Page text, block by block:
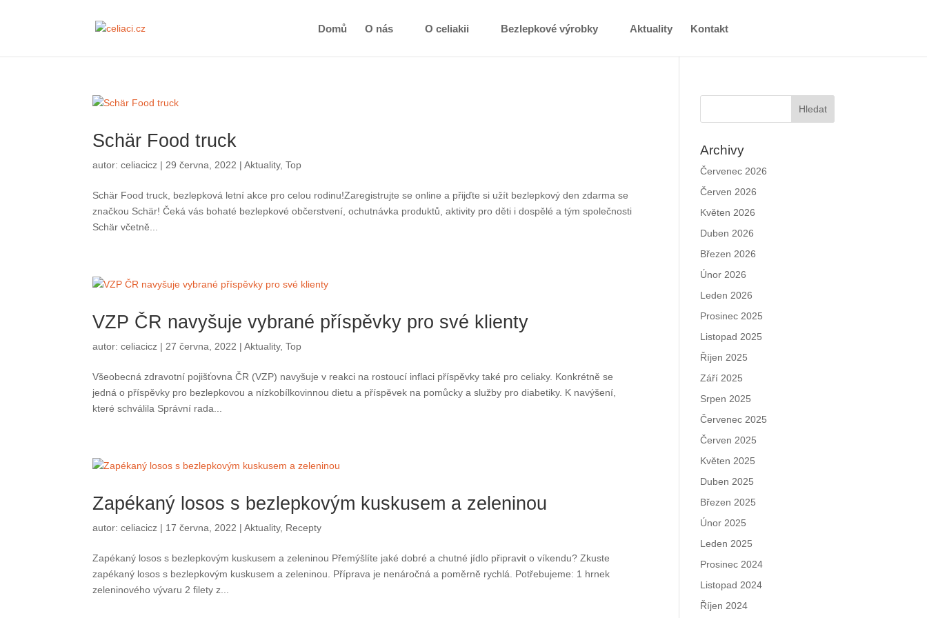
Domů O nás O celiakii Bezlepkové výrobky Aktuality Kontakt
Schär Food truck
autor: celiacicz|29 června, 2022|Aktuality,Top
Schär Food truck, bezlepková letní akce pro celou rodinu!Zaregistrujte se online a přijďte si užít bezlepkový den zdarma se značkou
Schär! Čeká vás bohaté bezlepkové občerstvení, ochutnávka produktů, aktivity pro děti i dospělé a tým společnosti Schär včetně...
VZP ČR navyšuje vybrané příspěvky pro své klienty
autor: celiacicz | 27 června, 2022|Aktuality,Top
příspěvky pro bezlepkovou a nízkobílkovinnou dietu a příspěvek na pomůcky a služby pro diabetiky. K navýšení, které schválila
Správní rada...
zeleninou
autor: celiacicz|17 června, 2022|Aktuality,Recepty
Zapékaný losos s bezlepkovým kuskusem a zeleninou Přemýšlíte jaké dobré a chutné jídlo připravit o víkendu? Zkuste zapékaný
losos s bezlepkovým kuskusem a zeleninou. Příprava je nenáročná a poměrně rychlá. Potřebujeme: 1 hrnek zeleninového vývaru 2
filety z...
Archivy
Červenec 2026
Červen 2026
Květen 2026
Duben 2026
Březen 2026
Únor 2026
Leden 2026
Prosinec 2025
Listopad 2025
Říjen 2025
Září 2025
Srpen 2025
Červenec 2025
Červen 2025
Květen 2025
Duben 2025
Březen 2025
Únor 2025
Leden 2025
Prosinec 2024
Listopad 2024
Říjen 2024